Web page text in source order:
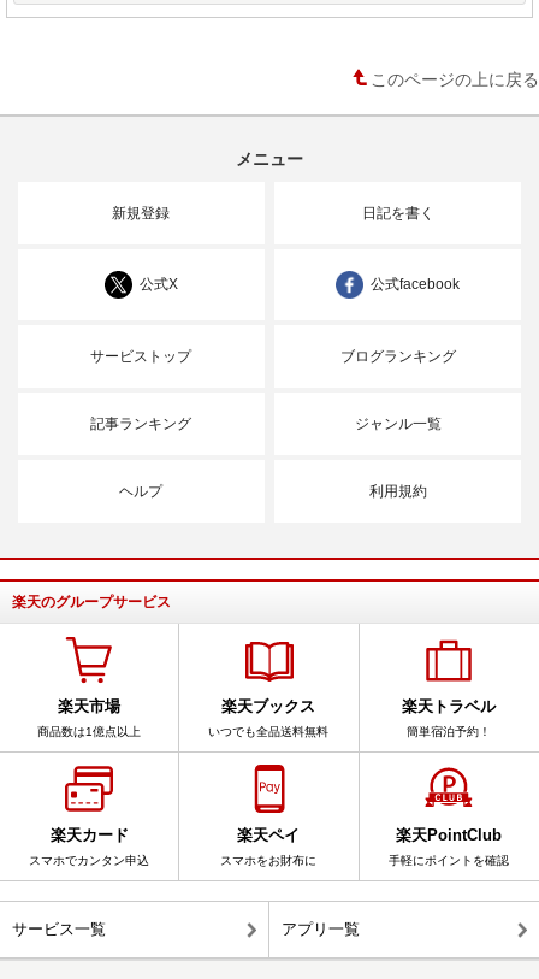
このページの上に戻る
メニュー
新規登録 日記を書く
公式X 公式facebook
サービストップ ブログランキング
記事ランキング ジャンル一覧
ヘルプ 利用規約
楽天のグループサービス
楽天市場
商品数は1億点以上
楽天ブックス
いつでも全品送料無料
楽天トラベル
簡単宿泊予約！
楽天カード
スマホでカンタン申込
楽天ペイ
スマホをお財布に
楽天PointClub
手軽にポイントを確認
サービス一覧 アプリ一覧